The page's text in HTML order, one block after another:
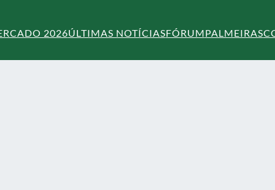
2026ÚLTIMAS NOTÍCIASFÓRUMPALMEIRAS